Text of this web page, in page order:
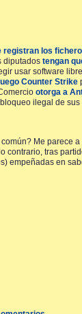
registran los
diputadostengan
usar software libre.
Counter Strike
otorga a
ilegal de
Me parece
contrario, tras
empeñadas en